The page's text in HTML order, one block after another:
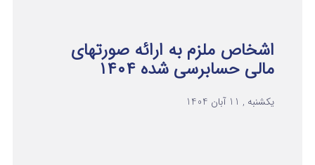
اشخاص ملزم به ارائه صورتهای
مالی حسابرسی شده ۱۴۰۴
یکشنبه , 11 آبان 1404